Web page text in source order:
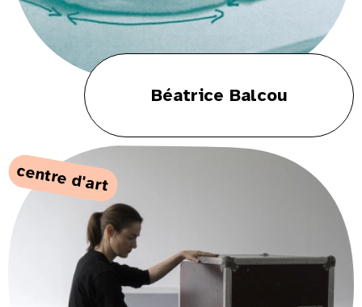
Béatrice Balcou
centre d'art